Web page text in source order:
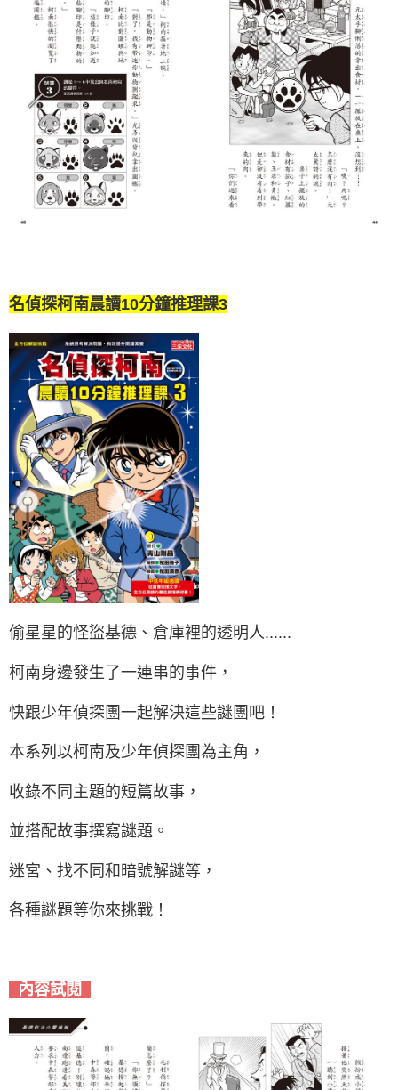
名偵探柯南晨讀10分鐘推理課3
偷星星的怪盜基德、倉庫裡的透明人......
柯南身邊發生了一連串的事件，
快跟少年偵探團一起解決這些謎團吧！
本系列以柯南及少年偵探團為主角，
收錄不同主題的短篇故事，
並搭配故事撰寫謎題。
迷宮、找不同和暗號解謎等，
各種謎題等你來挑戰！
內容試閱